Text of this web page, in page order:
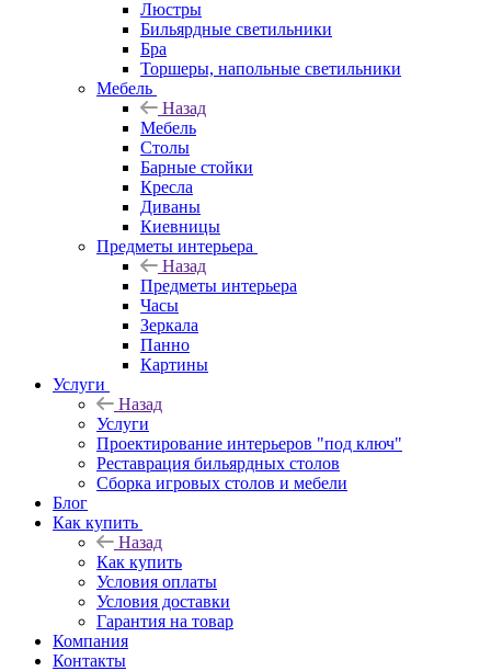
Люстры
Бильярдные светильники
Бра
Торшеры, напольные светильники
Мебель
Назад
Мебель
Столы
Барные стойки
Кресла
Диваны
Киевницы
Предметы интерьера
Назад
Предметы интерьера
Часы
Зеркала
Панно
Картины
Услуги
Назад
Услуги
Проектирование интерьеров "под ключ"
Реставрация бильярдных столов
Сборка игровых столов и мебели
Блог
Как купить
Назад
Как купить
Условия оплаты
Условия доставки
Гарантия на товар
Компания
Контакты